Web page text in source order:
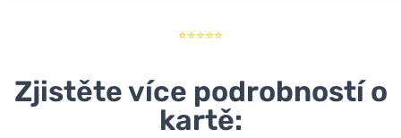
⭐⭐⭐⭐⭐
Zjistěte více podrobností o
kartě: